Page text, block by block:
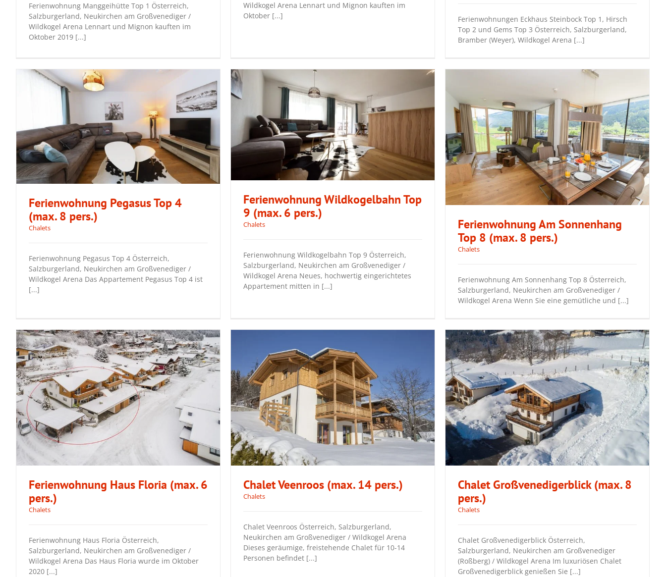
(max. 4 pers.)
Ferienwohnung Manggeihütte Top 1 Österreich,
Salzburgerland, Neukirchen am Großvenediger /
Wildkogel Arena Lennart und Mignon kauften im
Oktober 2019 [...]
Wildkogel Arena Lennart und Mignon kauften im
Oktober [...]
Gems Top 3 (10 pers)
Ferienwohnungen Eckhaus Steinbock Top 1, Hirsch
Top 2 und Gems Top 3 Österreich, Salzburgerland,
Bramber (Weyer), Wildkogel Arena [...]
Ferienwohnung Pegasus Top 4
(max. 8 pers.)
Chalets
Ferienwohnung Pegasus Top 4 Österreich,
Salzburgerland, Neukirchen am Großvenediger /
Wildkogel Arena Das Appartement Pegasus Top 4 ist
[...]
Ferienwohnung Wildkogelbahn Top 9
Ferienwohnung Wildkogelbahn Top
9 (max. 6 pers.)
Chalets
Ferienwohnung Wildkogelbahn Top 9 Österreich,
Salzburgerland, Neukirchen am Großvenediger /
Wildkogel Arena Neues, hochwertig eingerichtetes
Appartement mitten in [...]
(max. 8 pers.)
Ferienwohnung Am Sonnenhang
Top 8 (max. 8 pers.)
Chalets
Ferienwohnung Am Sonnenhang Top 8 Österreich,
Salzburgerland, Neukirchen am Großvenediger /
Wildkogel Arena Wenn Sie eine gemütliche und [...]
pers.)
Ferienwohnung Haus Floria (max. 6
pers.)
Chalets
Ferienwohnung Haus Floria Österreich,
Salzburgerland, Neukirchen am Großvenediger /
Wildkogel Arena Das Haus Floria wurde im Oktober
2020 [...]
Chalet Veenroos (max. 14 pers.)
Chalet Veenroos (max. 14 pers.)
Chalets
Chalet Veenroos Österreich, Salzburgerland,
Neukirchen am Großvenediger / Wildkogel Arena
Dieses geräumige, freistehende Chalet für 10-14
Personen befindet [...]
Chalet Großvenedigerblick (max. 8 pers.)
Chalet Großvenedigerblick (max. 8
pers.)
Chalets
Chalet Großvenedigerblick Österreich,
Salzburgerland, Neukirchen am Großvenediger
(Roßberg) / Wildkogel Arena Im luxuriösen Chalet
Großvenedigerblick genießen Sie [...]